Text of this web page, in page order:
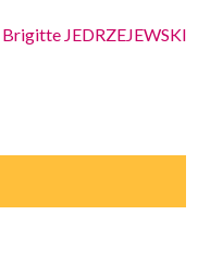
Brigitte JEDRZEJEWSKI